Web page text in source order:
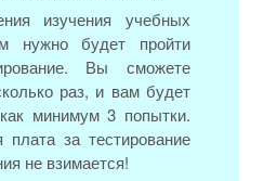
изучения учебных
нужно будет пройти
Вы сможете
раз, и вам будет
минимум 3 попытки.
плата за тестирование
не взимается!